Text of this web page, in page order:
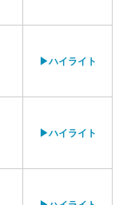
▶ハイライト
▶ハイライト